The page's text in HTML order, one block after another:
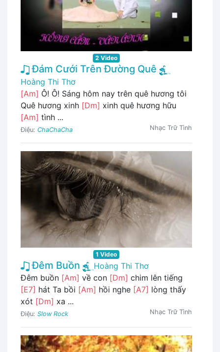
2 Video
Đám Cưới Trên Đường Quê
Hoàng Thi Thơ
[Am] Ô! Ô! Sáng hôm nay trên quê hương tôi
Quê hương xinh [Dm] xinh quê hương hữu
[Am] tình ...
Điệu: ChaChaCha Nhạc Trữ Tình
1 Video
Đêm Buồn
Hoàng Thi Thơ
Đêm buồn [Am] về con [Dm] chim lên tiếng
[E7] hát Ta bồi [Am] hồi nghe [A7] lòng thấy
xót [Dm] xa ...
Điệu: Slow Rock Nhạc Trữ Tình